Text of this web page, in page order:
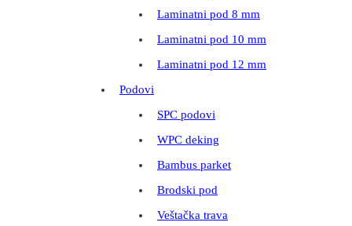
Laminatni pod 8 mm
Laminatni pod 10 mm
Laminatni pod 12 mm
Podovi
SPC podovi
WPC deking
Bambus parket
Brodski pod
Veštačka trava